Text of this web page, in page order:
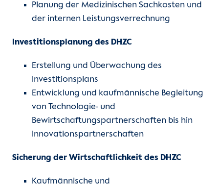
Planung der Medizinischen Sachkosten und
der internen Leistungsverrechnung
Investitionsplanung des DHZC
Erstellung und Überwachung des
Investitionsplans
Entwicklung und kaufmännische Begleitung
von Technologie- und
Bewirtschaftungspartnerschaften bis hin
Innovationspartnerschaften
Sicherung der Wirtschaftlichkeit des DHZC
Kaufmännische und